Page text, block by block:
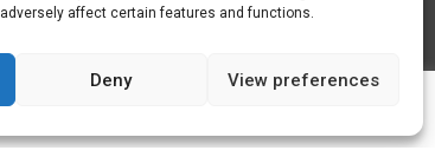
affect certain features and functions.
Deny View preferences
Rappelez
c'est noté !